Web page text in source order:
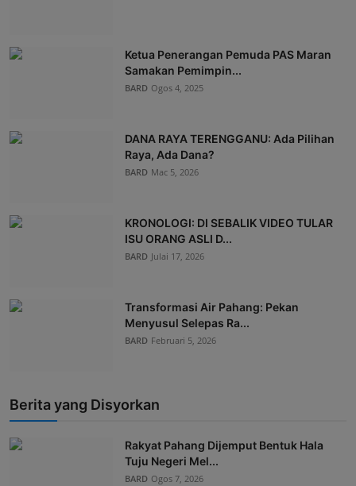
Ketua Penerangan Pemuda PAS Maran
Samakan Pemimpin...
BARD Ogos 4, 2025
DANA RAYA TERENGGANU: Ada Pilihan
Raya, Ada Dana?
BARD Mac 5, 2026
KRONOLOGI: DI SEBALIK VIDEO TULAR
ISU ORANG ASLI D...
BARD Julai 17, 2026
Transformasi Air Pahang: Pekan
Menyusul Selepas Ra...
BARD Februari 5, 2026
Berita yang Disyorkan
Rakyat Pahang Dijemput Bentuk Hala
Tuju Negeri Mel...
BARD Ogos 7, 2026